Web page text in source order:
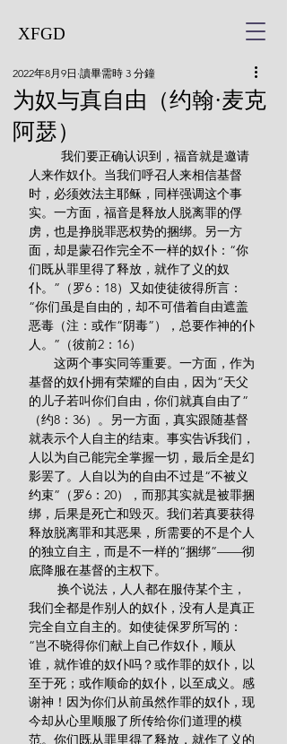
XFGD
为奴与真自由（约翰·麦克
阿瑟）
2022年8月9日 讀畢需時 3 分鐘
人来作奴仆。当我们呼召人来相信基督
时，必须效法主耶稣，同样强调这个事
实。一方面，福音是释放人脱离罪的俘
虏，也是挣脱罪恶权势的捆绑。另一方
面，却是蒙召作完全不一样的奴仆：“你
们既从罪里得了释放，就作了义的奴
仆。”（罗6：18）又如使徒彼得所言：
“你们虽是自由的，却不可借着自由遮盖
恶毒（注：或作“阴毒”），总要作神的仆
人。”（彼前2：16）
基督的奴仆拥有荣耀的自由，因为“天父
的儿子若叫你们自由，你们就真自由了”
（约8：36）。另一方面，真实跟随基督
就表示个人自主的结束。事实告诉我们，
人以为自己能完全掌握一切，最后全是幻
影罢了。人自以为的自由不过是“不被义
约束”（罗6：20），而那其实就是被罪捆
绑，后果是死亡和毁灭。我们若真要获得
释放脱离罪和其恶果，所需要的不是个人
的独立自主，而是不一样的“捆绑”——彻
底降服在基督的主权下。
我们全都是作别人的奴仆，没有人是真正
完全自立自主的。如使徒保罗所写的：
“岂不晓得你们献上自己作奴仆，顺从
谁，就作谁的奴仆吗？或作罪的奴仆，以
至于死；或作顺命的奴仆，以至成义。感
谢神！因为你们从前虽然作罪的奴仆，现
今却从心里顺服了所传给你们道理的模
范。你们既从罪里得了释放，就作了义的